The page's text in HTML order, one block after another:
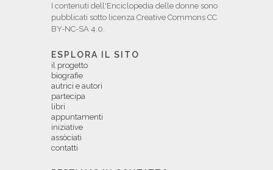
I contenuti dell'Enciclopedia delle donne sono
pubblicati sotto licenza Creative Commons CC
BY-NC-SA 4.0.
ESPLORA IL SITO
il progetto
biografie
autrici e autori
partecipa
libri
appuntamenti
iniziative
assòciati
contatti